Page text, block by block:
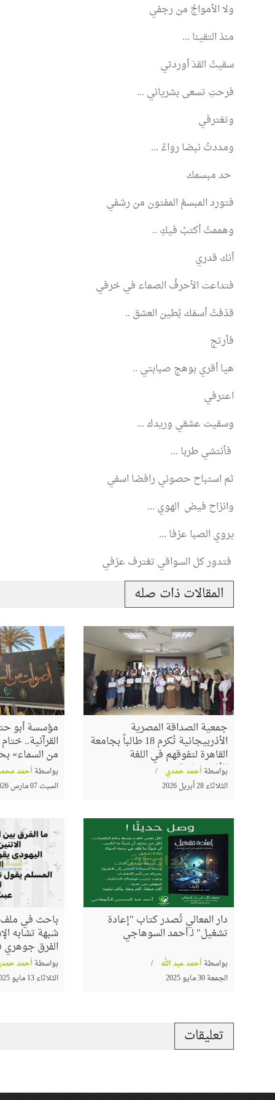
ولا الأمواجُ من رجفي
منذ التقينا ...
سقيتُ القدَ أوردتي
فرحتِ تسعى بشرياني ...
وتغترفي
ومددتُ نبضا رواءً ...
حد مبسمك
فتورد المبسمُ المفتون من رشفي
وهممتُ أكتبُ فيكِ ..
أنك قدري
فتداعت الأحرفُ الصماء في خرفي
قذفتُ أسمَك بُطين العشق ..
فأرتج
هيا أقري بوهج صبابتي ..
اعترفي
وسقيت عشقي وريدك ...
فأنتشي طربا ...
ثم استباح حصوني رافضا اسفي
وانزاح فيض الهوي ...
يروي الصبا عزفا ...
فتدور كل السواقي تغترف عزفي
المقالات ذات صله
جمعية الصداقة المصرية
الأذربيجانية تُكرم 18 طالباً بجامعة
القاهرة لتفوقهم في اللغة
الأذربيجانية
بواسطةأحمد حمدي
الثلاثاء 28 أبريل 2026
مؤسسة أبو
القرآنية..
من السماء»
بواسطةأحمد
السبت 07 مارس 2026
دار المعالي تُصدر كتاب "إعادة
تشغيل" لـ أحمد السوهاجي
بواسطةأحمد عبد الله
الجمعة 30 مايو 2025
باحث في ملف
شبهة تشابه
الفرق جوهري
بواسطةأحمد
الثلاثاء 13 مايو 2025
تعليقات